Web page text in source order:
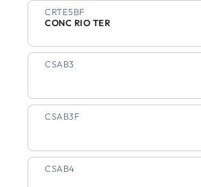
CONC RIO TER
CRTE5BF
CSAB3
CSAB3F
CSAB4